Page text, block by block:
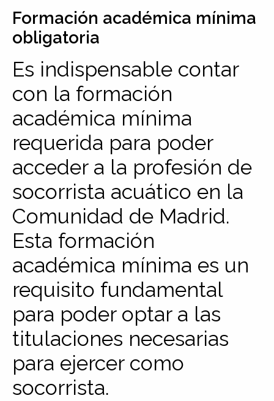
Formación académica mínima
obligatoria
Es indispensable contar
con la formación
académica mínima
requerida para poder
acceder a la profesión de
socorrista acuático en la
Comunidad de Madrid.
Esta formación
académica mínima es un
requisito fundamental
para poder optar a las
titulaciones necesarias
para ejercer como
socorrista.